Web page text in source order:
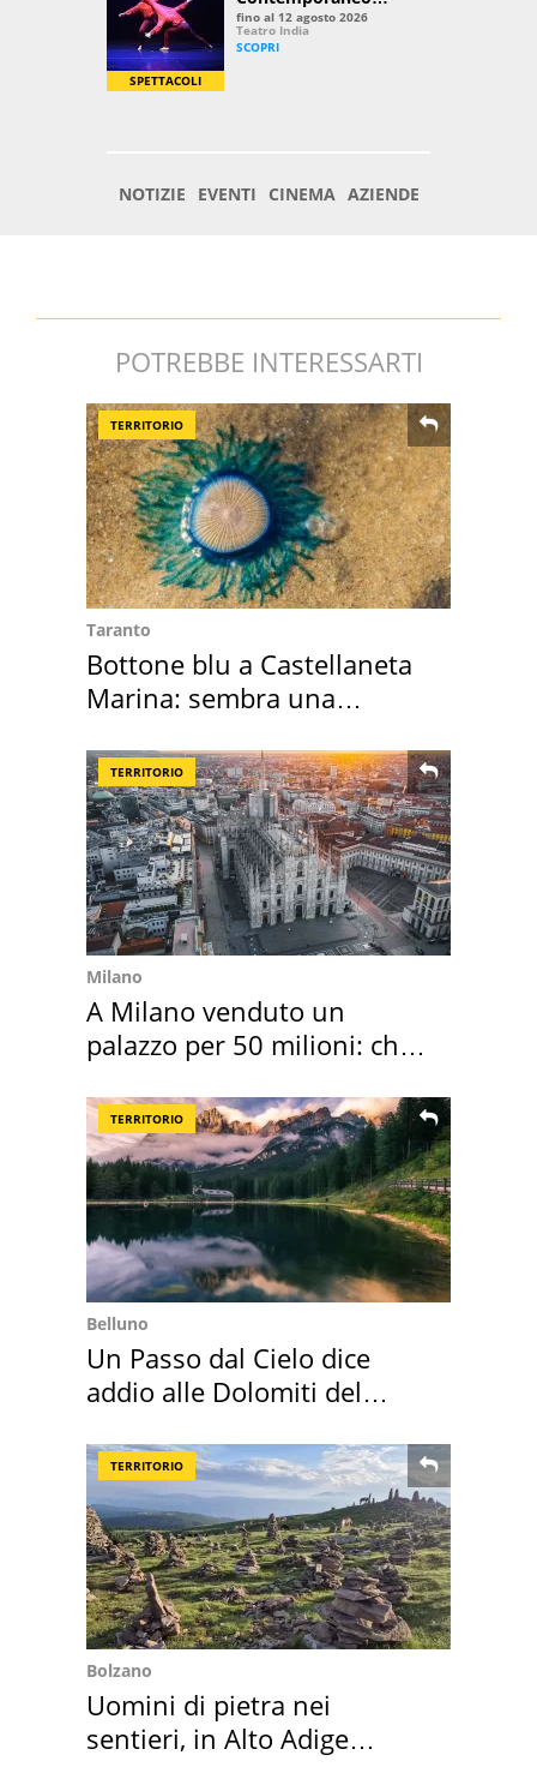
POTREBBE INTERESSARTI
TERRITORIO
Taranto
Bottone blu a Castellaneta
Marina: sembra una
TERRITORIO
Milano
A Milano venduto un
palazzo per 50 milioni: chi
TERRITORIO
Belluno
Un Passo dal Cielo dice
addio alle Dolomiti del
TERRITORIO
Bolzano
Uomini di pietra nei
sentieri, in Alto Adige